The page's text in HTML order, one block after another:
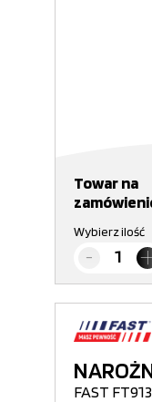
Towar na
Wybierz ilość
FAST